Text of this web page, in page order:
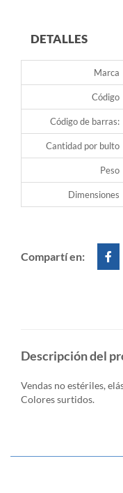
DETALLES
Marca
Código
Código de barras:
Cantidad por bulto
Peso
Dimensiones
Compartí en:
Descripción del
Vendas no estériles,
Colores surtidos.